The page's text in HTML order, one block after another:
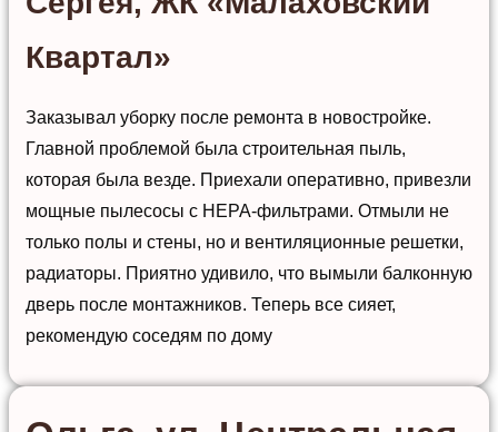
Квартал»
Заказывал уборку после ремонта в новостройке.
Главной проблемой была строительная пыль,
которая была везде. Приехали оперативно, привезли
мощные пылесосы с HEPA-фильтрами. Отмыли не
только полы и стены, но и вентиляционные решетки,
радиаторы. Приятно удивило, что вымыли балконную
дверь после монтажников. Теперь все сияет,
рекомендую соседям по дому